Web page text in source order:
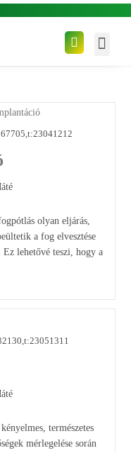
olyan eljárás,
a fog elvesztése
lehetővé teszi, hogy a
természetes
mérlegelése során